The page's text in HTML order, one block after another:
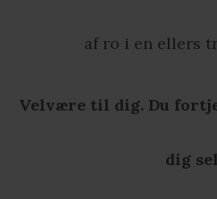
af ro i en ellers
Velvære til dig. Du
dig